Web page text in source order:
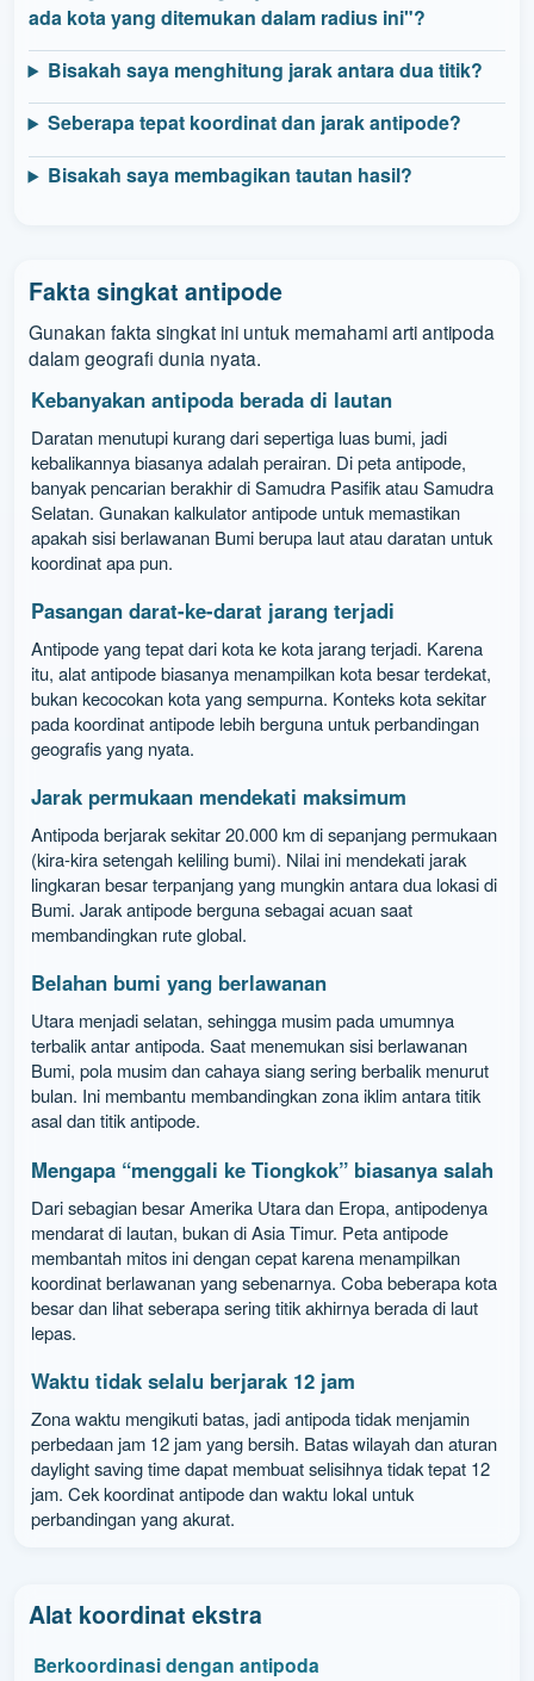
ada kota yang ditemukan dalam radius ini"?
Bisakah saya menghitung jarak antara dua titik?
Seberapa tepat koordinat dan jarak antipode?
Bisakah saya membagikan tautan hasil?
Fakta singkat antipode
Gunakan fakta singkat ini untuk memahami arti antipoda
dalam geografi dunia nyata.
Kebanyakan antipoda berada di lautan
Daratan menutupi kurang dari sepertiga luas bumi, jadi
kebalikannya biasanya adalah perairan. Di peta antipode,
banyak pencarian berakhir di Samudra Pasifik atau Samudra
Selatan. Gunakan kalkulator antipode untuk memastikan
apakah sisi berlawanan Bumi berupa laut atau daratan untuk
koordinat apa pun.
Pasangan darat-ke-darat jarang terjadi
Antipode yang tepat dari kota ke kota jarang terjadi. Karena
itu, alat antipode biasanya menampilkan kota besar terdekat,
bukan kecocokan kota yang sempurna. Konteks kota sekitar
pada koordinat antipode lebih berguna untuk perbandingan
geografis yang nyata.
Jarak permukaan mendekati maksimum
Antipoda berjarak sekitar 20.000 km di sepanjang permukaan
(kira-kira setengah keliling bumi). Nilai ini mendekati jarak
lingkaran besar terpanjang yang mungkin antara dua lokasi di
Bumi. Jarak antipode berguna sebagai acuan saat
membandingkan rute global.
Belahan bumi yang berlawanan
Utara menjadi selatan, sehingga musim pada umumnya
terbalik antar antipoda. Saat menemukan sisi berlawanan
Bumi, pola musim dan cahaya siang sering berbalik menurut
bulan. Ini membantu membandingkan zona iklim antara titik
asal dan titik antipode.
Mengapa “menggali ke Tiongkok” biasanya salah
Dari sebagian besar Amerika Utara dan Eropa, antipodenya
mendarat di lautan, bukan di Asia Timur. Peta antipode
membantah mitos ini dengan cepat karena menampilkan
koordinat berlawanan yang sebenarnya. Coba beberapa kota
besar dan lihat seberapa sering titik akhirnya berada di laut
lepas.
Waktu tidak selalu berjarak 12 jam
Zona waktu mengikuti batas, jadi antipoda tidak menjamin
perbedaan jam 12 jam yang bersih. Batas wilayah dan aturan
daylight saving time dapat membuat selisihnya tidak tepat 12
jam. Cek koordinat antipode dan waktu lokal untuk
perbandingan yang akurat.
Alat koordinat ekstra
Berkoordinasi dengan antipoda